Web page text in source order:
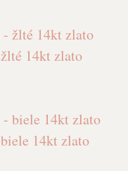
14kt zlato
14kt zlato